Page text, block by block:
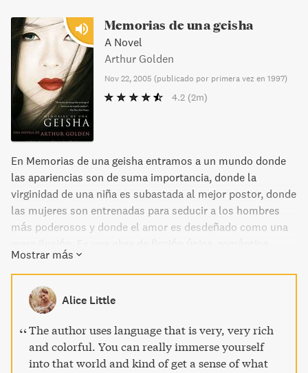
Memorias de una geisha
A Novel
Arthur Golden
Nov 22, 2005 (publicado por primera vez en 1997)
4.2 (2m)
En Memorias de una geisha entramos a un mundo donde
las apariencias son de suma importancia, donde la
virginidad de una niña es subastada al mejor postor, donde
las mujeres son entrenadas para seducir a los hombres
más poderosos y donde el amor es desdeñado como una
erótica y de suspense absolutamente inolvidable.
Mostrar más
Alice Little
The author uses language that is very, very rich
and colorful. You can really immerse yourself
into that world and kind of get a sense of what